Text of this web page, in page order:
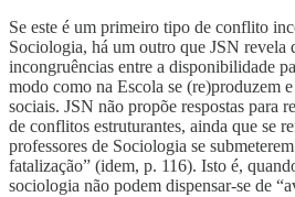
Se este é um primeiro tipo de conflito
Sociologia, há um outro que JSN revela
incongruências entre a disponibilidade
modo como na Escola se (re)produzem
sociais. JSN não propõe respostas para
de conflitos estruturantes, ainda que se
professores de Sociologia se
fatalização” (idem, p. 116). Isto é,
sociologia não podem dispensar-se de